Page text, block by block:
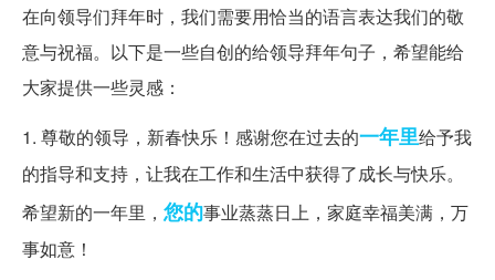
在向领导们拜年时，我们需要用恰当的语言表达我们的敬
意与祝福。以下是一些自创的给领导拜年句子，希望能给
大家提供一些灵感：
1. 尊敬的领导，新春快乐！感谢您在过去的一年里给予我
的指导和支持，让我在工作和生活中获得了成长与快乐。
希望新的一年里， 您的事业蒸蒸日上，家庭幸福美满，万
事如意！